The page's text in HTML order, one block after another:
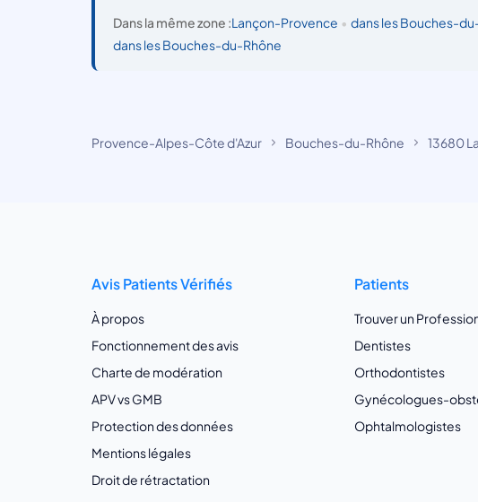
Dans la même zone :Lançon-Provence • dans les Bouches-
dans les Bouches-du-Rhône
Provence-Alpes-Côte d'Azur Bouches-du-Rhône 13680
Avis Patients Vérifiés
À propos
Fonctionnement des avis
Charte de modération
APV vs GMB
Protection des données
Mentions légales
Droit de rétractation
Patients
Trouver un
Dentistes
Orthodontistes
Gynécologues-
Ophtalmologistes